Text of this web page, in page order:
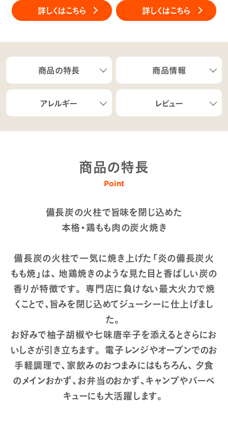
詳しくはこちら 詳しくはこちら
商品の特長 商品情報
アレルギー レビュー
商品の特長
Point
備長炭の火柱で旨味を閉じ込めた
本格・鶏もも肉の炭火焼き
備長炭の火柱で一気に焼き上げた「炎の備長炭火
もも焼」は、 地鶏焼きのような見た目と香ばしい炭の
香りが特徴です。 専門店に負けない最大火力で焼
くことで、旨みを閉じ込めてジューシーに仕上げまし
た。
お好みで柚子胡椒や七味唐辛子を添えるとさらにお
いしさが引き立ちます。 電子レンジやオーブンでのお
手軽調理で、家飲みのおつまみにはもちろん、 夕食
のメインおかず、お弁当のおかず、キャンプやバーベ
キューにも大活躍します。